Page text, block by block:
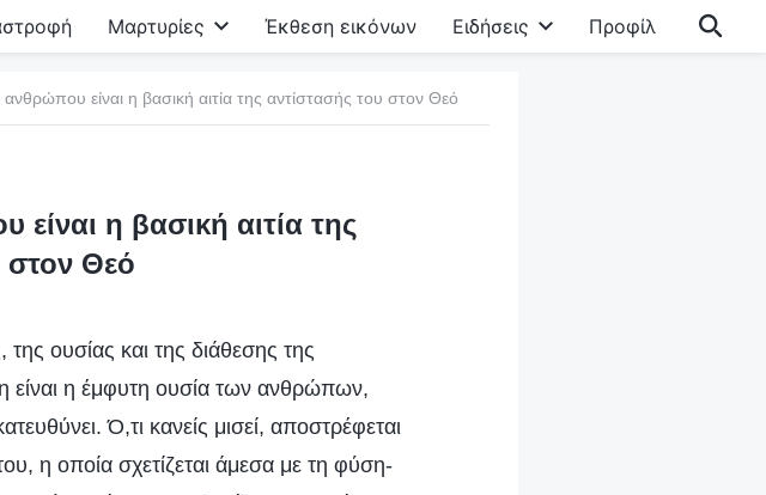
Μαρτυρίες Έκθεση εικόνων Ειδήσεις Προφίλ
είναι η βασική αιτία της αντίστασής του στον Θεό
η βασική αιτία της
στον Θεό
ουσίας και της διάθεσης της
είναι η έμφυτη ουσία των ανθρώπων,
Ό,τι κανείς μισεί, αποστρέφεται
η οποία σχετίζεται άμεσα με τη φύση-